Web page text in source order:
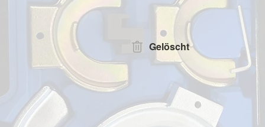
Nachrichten
Anzeige aufgeben
Gelöscht